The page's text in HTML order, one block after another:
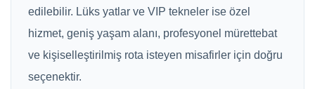
edilebilir. Lüks yatlar ve VIP tekneler ise özel
hizmet, geniş yaşam alanı, profesyonel mürettebat
ve kişiselleştirilmiş rota isteyen misafirler için doğru
seçenektir.